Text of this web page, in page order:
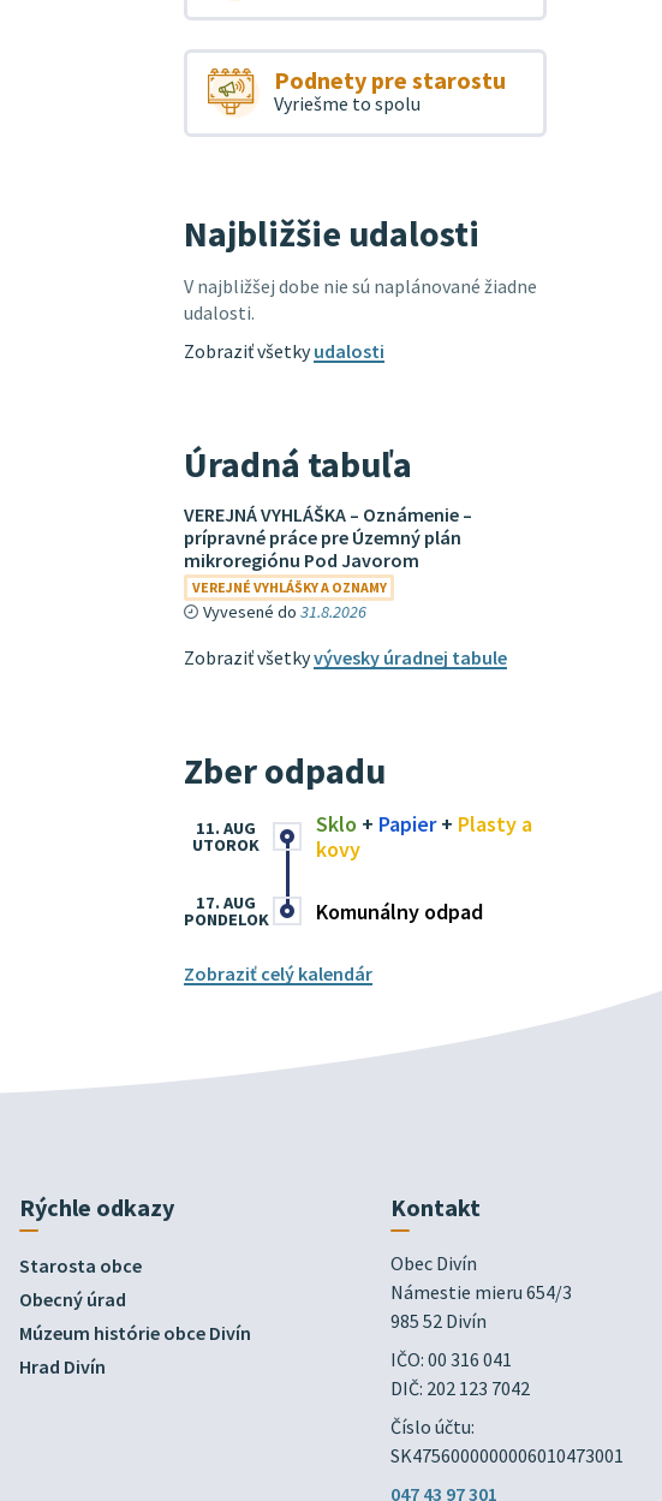
Podnety pre starostu
Vyriešme to spolu
Najbližšie udalosti
V najbližšej dobe nie sú naplánované žiadne
udalosti.
Zobraziť všetkyudalosti
Úradná tabuľa
VEREJNÁ VYHLÁŠKA – Oznámenie –
prípravné práce pre Územný plán
mikroregiónu Pod Javorom
VEREJNÉ VYHLÁŠKY A OZNAMY
Vyvesené do 31.8.2026
Zobraziť všetkyvývesky úradnej tabule
Zber odpadu
Sklo + Papier+ Plasty a
kovy
11. AUG
UTOROK
Komunálny odpad
17. AUG
PONDELOK
Zobraziť celý kalendár
Rýchle odkazy
Starosta obce
Obecný úrad
Múzeum histórie obce Divín
Hrad Divín
Kontakt
Obec Divín
Námestie mieru 654/3
985 52 Divín
IČO: 00 316 041
DIČ: 202 123 7042
Číslo účtu:
SK4756000000006010473001
047 43 97 301